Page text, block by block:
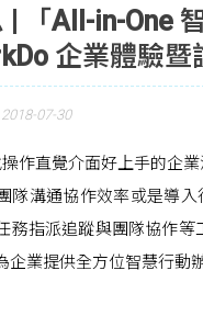
| 「All-in-One
企業體驗暨
2018-07-30
操作直覺介面好上手的企
隊溝通協作效率或是導
務指派追蹤與團隊協作
企業提供全方位智慧行動